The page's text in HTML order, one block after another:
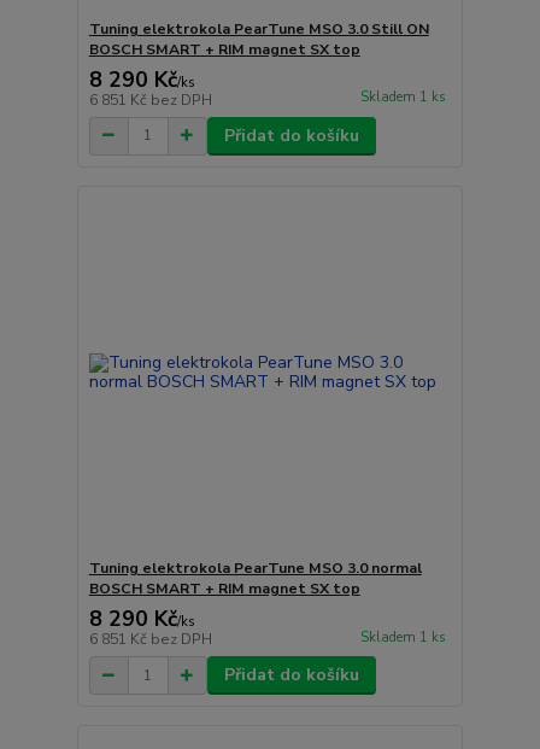
Tuning elektrokola PearTune MSO 3.0 Still ON
BOSCH SMART + RIM magnet SX top
8 290 Kč/ks
6 851 Kč bez DPH Skladem 1 ks
Přidat do košíku
Tuning elektrokola PearTune MSO 3.0 normal
BOSCH SMART + RIM magnet SX top
8 290 Kč/ks
6 851 Kč bez DPH Skladem 1 ks
Přidat do košíku